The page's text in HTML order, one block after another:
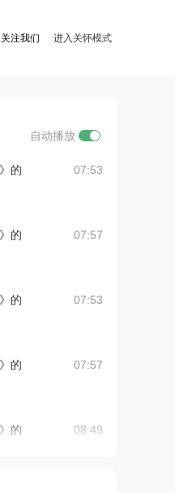
关注我们 进入关怀模式
自动播放
的
07:53
的
07:57
的
07:53
的
07:57
的
08:49